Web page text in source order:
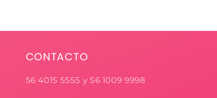
CONTACTO
56 4015 5555 y 56 1009 9998